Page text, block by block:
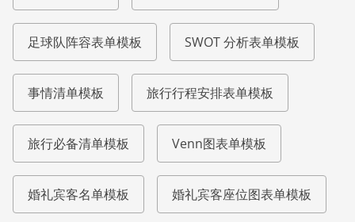
足球队阵容表单模板 SWOT 分析表单模板
事情清单模板 旅行行程安排表单模板
旅行必备清单模板 Venn图表单模板
婚礼宾客名单模板 婚礼宾客座位图表单模板